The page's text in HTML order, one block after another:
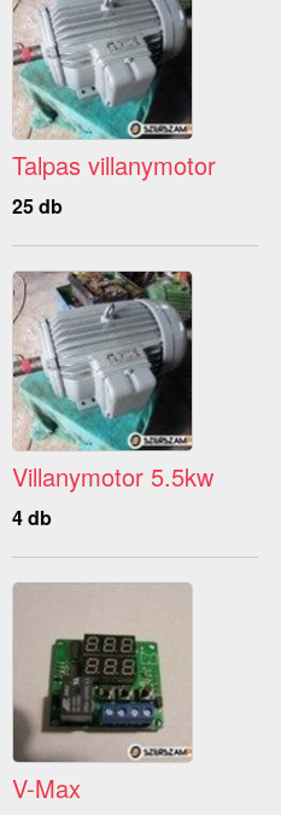
Talpas villanymotor
25 db
Villanymotor 5.5kw
4 db
V-Max